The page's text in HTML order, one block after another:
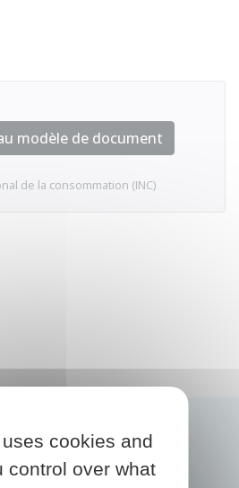
modèle de document
de la consommation (INC)
cookies and
control over what